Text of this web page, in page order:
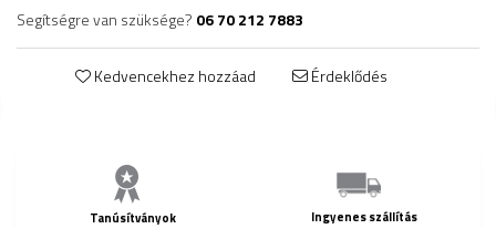
Segítségre van szüksége? 06 70 212 7883
Kedvencekhez hozzáad Érdeklődés
Tanúsítványok Ingyenes szállítás